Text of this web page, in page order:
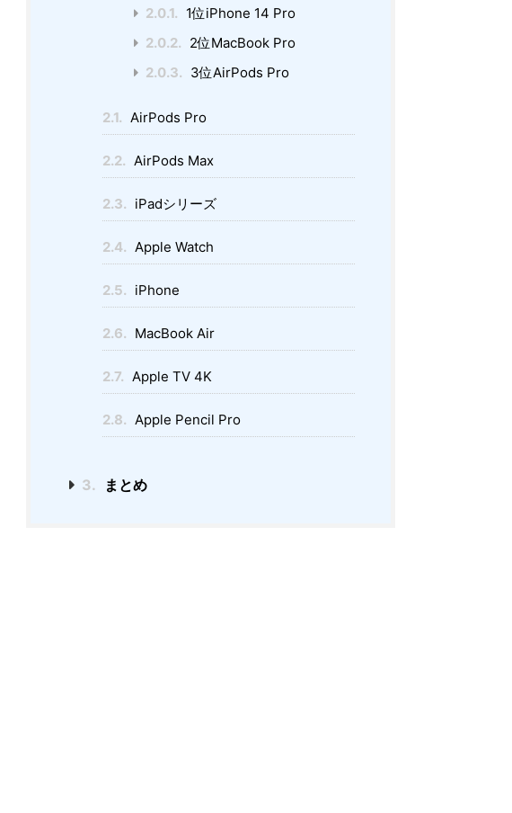
2.0.1. 1位iPhone 14 Pro
2.0.2. 2位MacBook Pro
2.0.3. 3位AirPods Pro
2.1. AirPods Pro
2.2. AirPods Max
2.3. iPadシリーズ
2.4. Apple Watch
2.5. iPhone
2.6. MacBook Air
2.7. Apple TV 4K
2.8. Apple Pencil Pro
3. まとめ